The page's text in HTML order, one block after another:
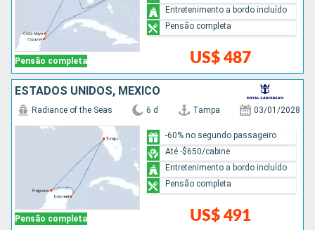
Pensão completa US$ 487
Entretenimento a bordo incluído
Pensão completa
ESTADOS UNIDOS, MÉXICO
Pensão completa
Radiance of the Seas 6 d Tampa 03/01/2028
US$ 491
-60% no segundo passageiro
Até -$650/cabine
Entretenimento a bordo incluído
Pensão completa